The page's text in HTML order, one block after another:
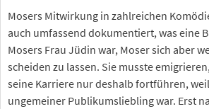
Mosers Mitwirkung in zahlreichen
auch umfassend dokumentiert, was eine
Mosers Frau Jüdin war, Moser sich aber
scheiden zu lassen. Sie musste
seine Karriere nur deshalb fortführen,
ungemeiner Publikumsliebling war. Erst